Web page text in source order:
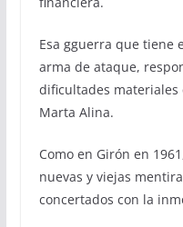
Esa gguerra que tiene
arma de ataque,
dificultades
Marta Alina.
Como en Girón en
nuevas y viejas
concertados con la